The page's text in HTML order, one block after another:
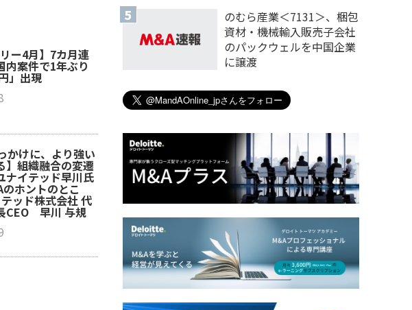
リー4月】7カ月連
内案件で1年ぶり
」出現
かけに、より強い
】組織融合の変遷
ナイテッド早川氏
ホントのとこ
ッド株式会社 代
CEO 早川 与規
のむら産業＜7131＞、梱包
資材・機械輸入販売子会社
のパックウェルを中国企業
に譲渡